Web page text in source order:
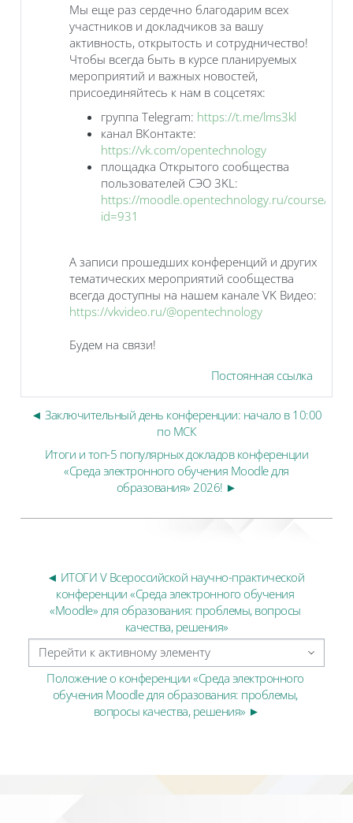
Мы еще раз сердечно благодарим всех
участников и докладчиков за вашу
активность, открытость и сотрудничество!
Чтобы всегда быть в курсе планируемых
мероприятий и важных новостей,
присоединяйтесь к нам в соцсетях:
группа Telegram: https://t.me/lms3kl
канал ВКонтакте:
https://vk.com/opentechnology
площадка Открытого сообщества
пользователей СЭО 3KL:
https://moodle.opentechnology.ru/course/
id=931
А записи прошедших конференций и других
тематических мероприятий сообщества
всегда доступны на нашем канале VK Видео:
https://vkvideo.ru/@opentechnology
Будем на связи!
Постоянная ссылка
◄ Заключительный день конференции: начало в 10:00
по МСК
Итоги и топ-5 популярных докладов конференции
«Среда электронного обучения Moodle для
образования» 2026! ►
◄ ИТОГИ V Всероссийской научно-практической
конференции «Среда электронного обучения
«Moodle» для образования: проблемы, вопросы
качества, решения»
Перейти к активному элементу
Положение о конференции «Среда электронного
обучения Moodle для образования: проблемы,
вопросы качества, решения» ►